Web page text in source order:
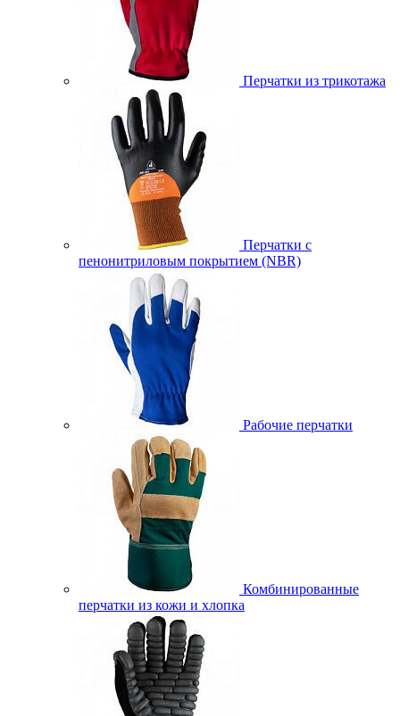
Перчатки из трикотажа
Перчатки с
пенонитриловым покрытием (NBR)
Рабочие перчатки
Комбинированные
перчатки из кожи и хлопка